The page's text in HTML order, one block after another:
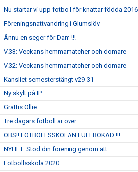
Nu startar vi upp fotboll för knattar födda 2016
Föreningsnattvandring i Glumslöv
Ännu en seger för Dam !!!
V.33: Veckans hemmamatcher och domare
V.32: Veckans hemmamatcher och domare
Kansliet semesterstängt v29-31
Ny skylt på IP
Grattis Ollie
Tre dagars fotboll är över
OBS!! FOTBOLLSSKOLAN FULLBOKAD !!!
NYHET: Stöd din förening genom att:
Fotbollsskola 2020